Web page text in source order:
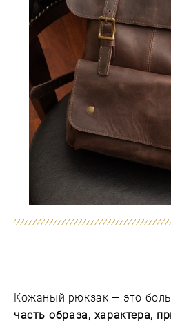
Кожаный рюкзак — это
часть образа, характера,